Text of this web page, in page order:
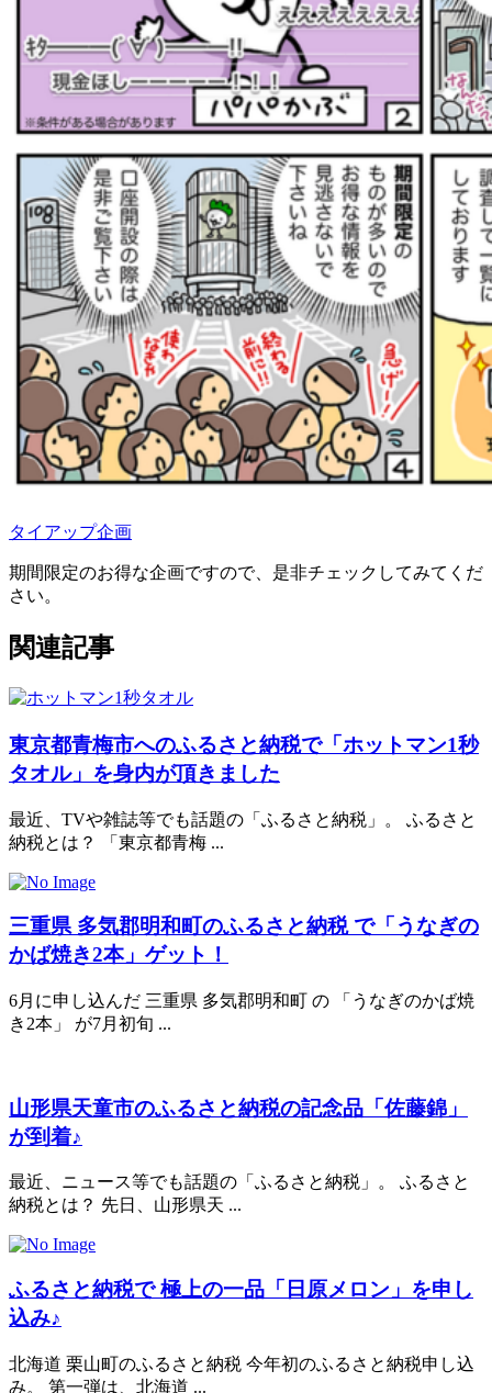
タイアップ企画
期間限定のお得な企画ですので、是非チェックしてみてくだ
さい。
関連記事
東京都青梅市へのふるさと納税で「ホットマン1秒
タオル」を身内が頂きました
最近、TVや雑誌等でも話題の「ふるさと納税」。 ふるさと
納税とは？ 「東京都青梅 ...
三重県 多気郡明和町のふるさと納税 で「うなぎの
かば焼き2本」ゲット！
6月に申し込んだ 三重県 多気郡明和町 の 「うなぎのかば焼
き2本」 が7月初旬 ...
山形県天童市のふるさと納税の記念品「佐藤錦」
が到着♪
最近、ニュース等でも話題の「ふるさと納税」。 ふるさと
納税とは？ 先日、山形県天 ...
ふるさと納税で 極上の一品「日原メロン」を申し
込み♪
北海道 栗山町のふるさと納税 今年初のふるさと納税申し込
み。 第一弾は、北海道 ...